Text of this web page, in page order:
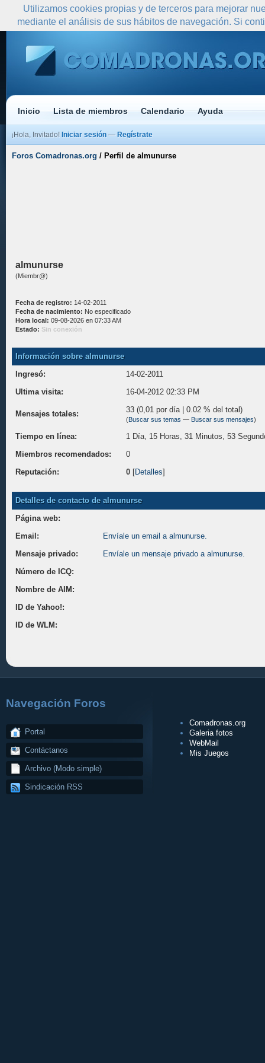
Inicio Lista de miembros Calendario Ayuda
¡Hola, Invitado! Iniciar sesión — Regístrate
Foros Comadronas.org / Perfil de almunurse
almunurse
(Miembr@)
Fecha de registro: 14-02-2011
Fecha de nacimiento: No especificado
Hora local: 09-08-2026 en 07:33 AM
Estado: Sin conexión
Información sobre almunurse
Ingresó:
14-02-2011
Ultima visita:
16-04-2012 02:33 PM
Mensajes totales: 33 (0,01 por día | 0.02 % del total)
(Buscar sus temas — Buscar sus mensajes)
Tiempo en línea:
1 Día, 15 Horas, 31 Minutos, 53
Miembros recomendados:
0
Reputación:
0 [Detalles]
Detalles de contacto de almunurse
Página web:
Email:
Envíale un email a almunurse.
Mensaje privado:
Envíale un mensaje privado a almunurse.
Número de ICQ:
Nombre de AIM:
ID de Yahoo!:
ID de WLM:
Navegación Foros
Portal
Contáctanos
Archivo (Modo simple)
Sindicación RSS
Comadronas.org
Galeria fotos
WebMail
Mis Juegos
Utilizamos cookies propias y de terceros para mejorar
mediante el análisis de sus hábitos de navegación. Si